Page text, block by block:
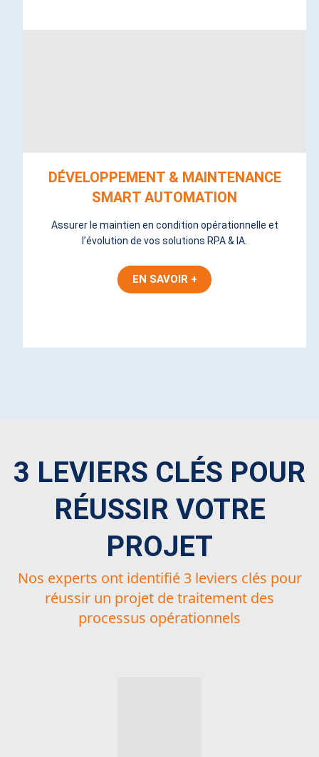
DÉVELOPPEMENT & MAINTENANCE
SMART AUTOMATION
Assurer le maintien en condition opérationnelle et
l’évolution de vos solutions RPA & IA.
EN SAVOIR +
3 LEVIERS CLÉS POUR
RÉUSSIR VOTRE
PROJET
Nos experts ont identifié 3 leviers clés pour
réussir un projet de traitement des
processus opérationnels